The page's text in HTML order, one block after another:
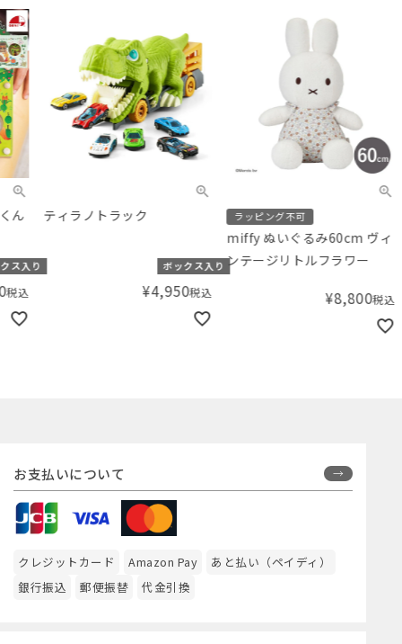
ティラノトラック
ボックス入り
4,950税込
ラッピング不可
miffy ぬいぐるみ60cm ヴィ
ンテージリトルフラワー
8,800税込
お支払いについて
クレジットカード Amazon Pay
あと払い（ペイディ）
銀行振込
郵便振替 代金引換